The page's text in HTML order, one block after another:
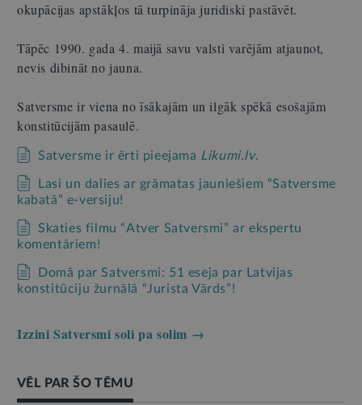
okupācijas apstākļos tā turpināja juridiski pastāvēt.
Tāpēc 1990. gada 4. maijā savu valsti varējām atjaunot,
nevis dibināt no jauna.
Satversme ir viena no īsākajām un ilgāk spēkā esošajām
konstitūcijām pasaulē.
Satversme ir ērti pieejama Likumi.lv.
Lasi un dalies ar grāmatas jauniešiem “Satversme
kabatā” e-versiju!
Skaties filmu “Atver Satversmi” ar ekspertu
komentāriem!
Domā par Satversmi: 51 eseja par Latvijas
konstitūciju žurnālā “Jurista Vārds”!
Izzini Satversmi soli pa solim →
VĒL PAR ŠO TĒMU